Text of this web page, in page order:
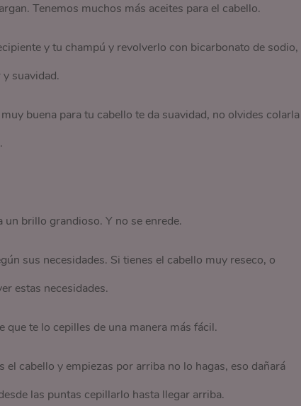
Tenemos muchos más aceites para el cabello.
y tu champú y revolverlo con bicarbonato de sodio,
suavidad.
buena para tu cabello te da suavidad, no olvides colarla
brillo grandioso. Y no se enrede.
sus necesidades. Si tienes el cabello muy reseco, o
estas necesidades.
te lo cepilles de una manera más fácil.
cabello y empiezas por arriba no lo hagas, eso dañará
las puntas cepillarlo hasta llegar arriba.